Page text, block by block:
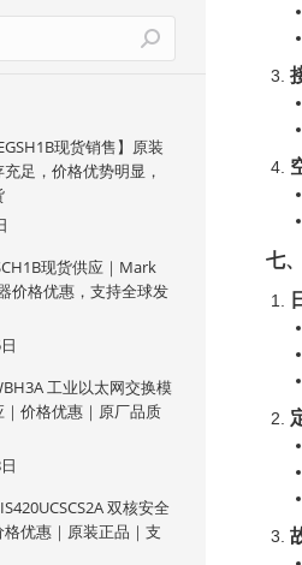
七
现货销售】原装
足，价格优势明显，
现货供应｜Mark
价格优惠，支持全球发
工业以太网交换模
价格优惠｜原厂品质
双核安全
优惠｜原装正品｜支